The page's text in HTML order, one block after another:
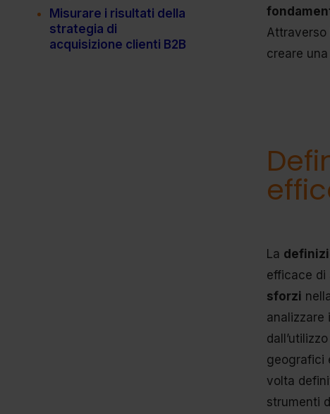
Misurare i risultati della
strategia di
acquisizione clienti B2B
Attraverso
creare
La
efficace di
sforzi
analizzare
geografici
volta
strumenti